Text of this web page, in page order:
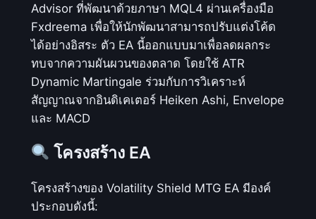
d
M
T
G
E
A
_
Q
4
ชิ้
Advisor ที่พัฒนาด้วยภาษา MQL4 ผ่านเครื่องมือ
Fxdreema เพื่อให้นักพัฒนาสามารถปรับแต่งโค้ด
ได้อย่างอิสระ ตัว EA นี้ออกแบบมาเพื่อลดผลกระ
ทบจากความผันผวนของตลาด โดยใช้ ATR
Dynamic Martingale ร่วมกับการวิเคราะห์
สัญญาณจากอินดิเคเตอร์ Heiken Ashi, Envelope
และ MACD
โครงสร้าง EA
โครงสร้างของ Volatility Shield MTG EA มีองค์
ประกอบดังนี้: